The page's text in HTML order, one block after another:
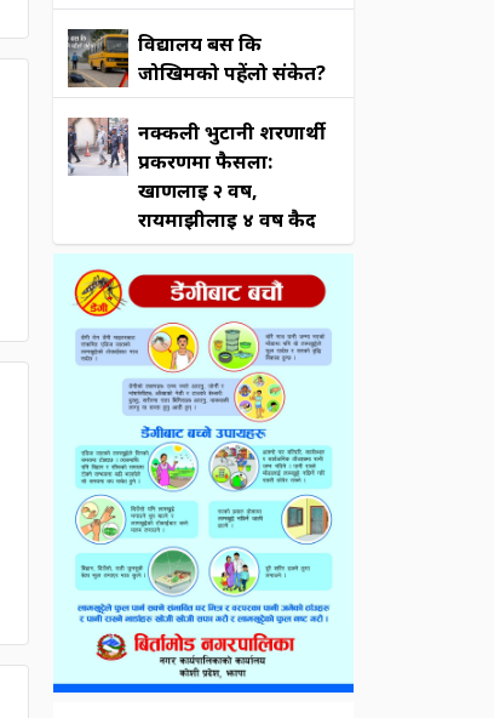
विद्यालय बस कि
जोखिमको पहेंलो संकेत?
नक्कली भुटानी शरणार्थी
प्रकरणमा फैसला:
खाणलाई २ वर्ष,
रायमाझीलाई ४ वर्ष कैद